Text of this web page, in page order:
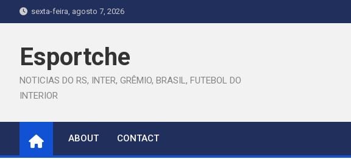
to
sexta-feira, agosto 7, 2026
Esportche
NOTICIAS DO RS, INTER, GRÊMIO, BRASIL, FUTEBOL DO
INTERIOR
ABOUT CONTACT